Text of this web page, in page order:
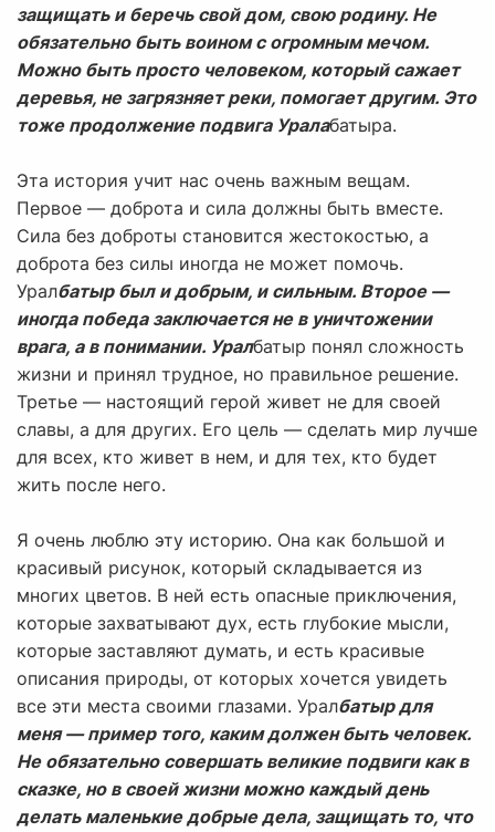
защищать и беречь свой дом, свою родину. Не
обязательно быть воином с огромным мечом.
Можно быть просто человеком, который сажает
деревья, не загрязняет реки, помогает другим. Это
тоже продолжение подвига Уралабатыра.
Эта история учит нас очень важным вещам.
Первое — доброта и сила должны быть вместе.
Сила без доброты становится жестокостью, а
доброта без силы иногда не может помочь.
Уралбатыр был и добрым, и сильным. Второе —
иногда победа заключается не в уничтожении
врага, а в понимании. Уралбатыр понял сложность
жизни и принял трудное, но правильное решение.
Третье — настоящий герой живет не для своей
славы, а для других. Его цель — сделать мир лучше
для всех, кто живет в нем, и для тех, кто будет
жить после него.
Я очень люблю эту историю. Она как большой и
красивый рисунок, который складывается из
многих цветов. В ней есть опасные приключения,
которые захватывают дух, есть глубокие мысли,
которые заставляют думать, и есть красивые
описания природы, от которых хочется увидеть
все эти места своими глазами. Уралбатыр для
меня — пример того, каким должен быть человек.
Не обязательно совершать великие подвиги как в
сказке, но в своей жизни можно каждый день
делать маленькие добрые дела, защищать то, что